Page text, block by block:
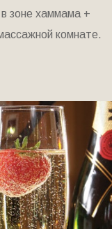
зоне хаммама +
комнате.